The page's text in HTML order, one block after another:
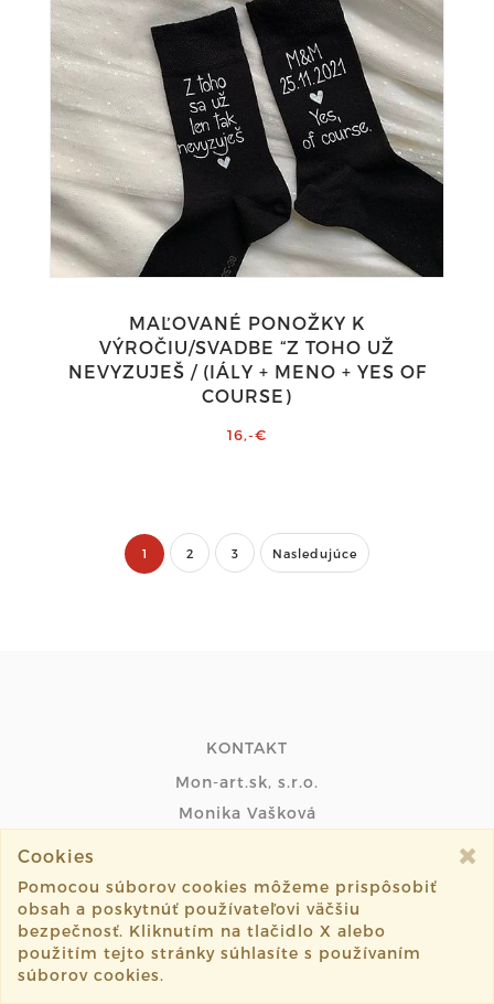
MAĽOVANÉ PONOŽKY K
VÝROČIU/SVADBE “Z TOHO UŽ
NEVYZUJEŠ / (IÁLY + MENO + YES OF
COURSE)
16,-€
1 2 3 Nasledujúce
KONTAKT
Mon-art.sk, s.r.o.
Monika Vašková
SK
Cookies
Pomocou súborov cookies môžeme prispôsobiť
obsah a poskytnúť používateľovi väčšiu
bezpečnosť. Kliknutím na tlačidlo X alebo
použitím tejto stránky súhlasíte s používaním
súborov cookies.